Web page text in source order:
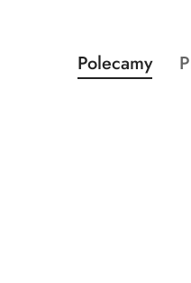
Pomiń karuzelę
Produkty
o
Polecamy